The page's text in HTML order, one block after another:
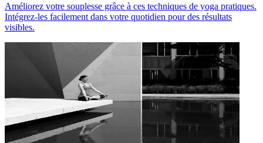
Améliorez votre souplesse grâce à ces techniques de yoga pratiques.
Intégrez-les facilement dans votre quotidien pour des résultats
visibles.